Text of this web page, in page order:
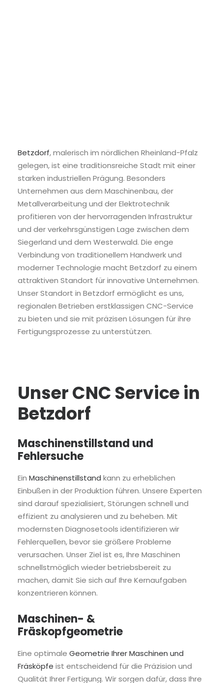
Betzdorf, malerisch im nördlichen Rheinland-Pfalz
gelegen, ist eine traditionsreiche Stadt mit einer
starken industriellen Prägung. Besonders
Unternehmen aus dem Maschinenbau, der
Metallverarbeitung und der Elektrotechnik
profitieren von der hervorragenden Infrastruktur
und der verkehrsgünstigen Lage zwischen dem
Siegerland und dem Westerwald. Die enge
Verbindung von traditionellem Handwerk und
moderner Technologie macht Betzdorf zu einem
attraktiven Standort für innovative Unternehmen.
Unser Standort in Betzdorf ermöglicht es uns,
regionalen Betrieben erstklassigen CNC-Service
zu bieten und sie mit präzisen Lösungen für ihre
Fertigungsprozesse zu unterstützen.
Unser CNC Service in
Betzdorf
Maschinenstillstand und
Fehlersuche
Ein Maschinenstillstand kann zu erheblichen
Einbußen in der Produktion führen. Unsere Experten
sind darauf spezialisiert, Störungen schnell und
effizient zu analysieren und zu beheben. Mit
modernsten Diagnosetools identifizieren wir
Fehlerquellen, bevor sie größere Probleme
verursachen. Unser Ziel ist es, Ihre Maschinen
schnellstmöglich wieder betriebsbereit zu
machen, damit Sie sich auf Ihre Kernaufgaben
konzentrieren können.
Maschinen- &
Fräskopfgeometrie
Eine optimale Geometrie Ihrer Maschinen und
Fräsköpfe ist entscheidend für die Präzision und
Qualität Ihrer Fertigung. Wir sorgen dafür, dass Ihre